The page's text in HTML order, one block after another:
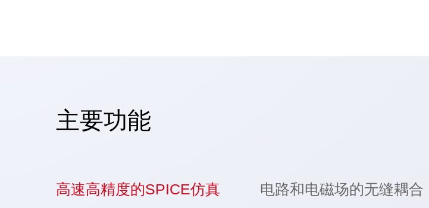
主要功能
高速高精度的SPICE仿真 电路和电磁场的无缝耦合